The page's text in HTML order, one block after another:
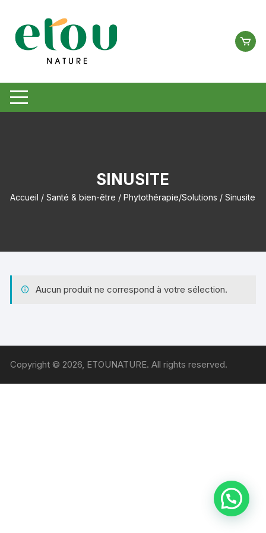
contenu
SINUSITE
Accueil /Santé & bien-être /Phytothérapie/Solutions / Sinusite
Aucun produit ne correspond à votre sélection.
Copyright © 2026, ETOUNATURE. All rights reserved.